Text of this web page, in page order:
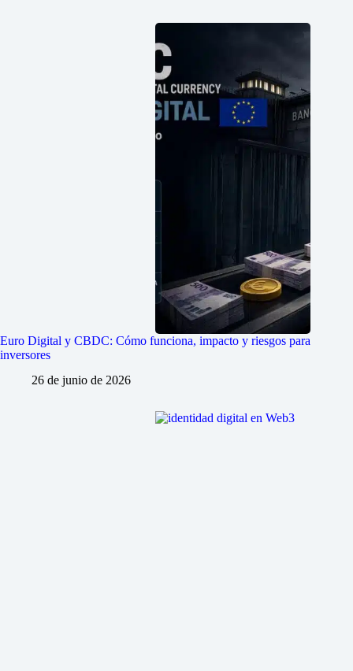
Euro Digital y CBDC: Cómo funciona, impacto y riesgos para
inversores
26 de junio de 2026